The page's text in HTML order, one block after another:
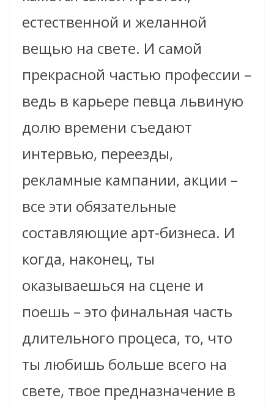
естественной и желанной
вещью на свете. И самой
прекрасной частью профессии –
ведь в карьере певца львиную
долю времени съедают
интервью, переезды,
рекламные кампании, акции –
все эти обязательные
составляющие арт-бизнеса. И
когда, наконец, ты
оказываешься на сцене и
поешь – это финальная часть
длительного процеса, то, что
ты любишь больше всего на
свете, твое предназначение в